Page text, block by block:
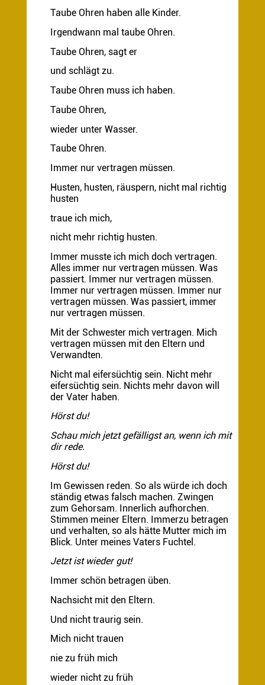
Taube Ohren haben alle Kinder.
Irgendwann mal taube Ohren.
Taube Ohren, sagt er
und schlägt zu.
Taube Ohren muss ich haben.
Taube Ohren,
wieder unter Wasser.
Taube Ohren.
Immer nur vertragen müssen.
Husten, husten, räuspern, nicht mal richtig
husten
traue ich mich,
nicht mehr richtig husten.
Immer musste ich mich doch vertragen.
Alles immer nur vertragen müssen. Was
passiert. Immer nur vertragen müssen.
Immer nur vertragen müssen. Immer nur
vertragen müssen. Was passiert, immer
nur vertragen müssen.
Mit der Schwester mich vertragen. Mich
vertragen müssen mit den Eltern und
Verwandten.
Nicht mal eifersüchtig sein. Nicht mehr
eifersüchtig sein. Nichts mehr davon will
der Vater haben.
Hörst du!
Schau mich jetzt gefälligst an, wenn ich mit
dir rede.
Hörst du!
Im Gewissen reden. So als würde ich doch
ständig etwas falsch machen. Zwingen
zum Gehorsam. Innerlich aufhorchen.
Stimmen meiner Eltern. Immerzu betragen
und verhalten, so als hätte Mutter mich im
Blick. Unter meines Vaters Fuchtel.
Jetzt ist wieder gut!
Immer schön betragen üben.
Nachsicht mit den Eltern.
Und nicht traurig sein.
Mich nicht trauen
nie zu früh mich
wieder nicht zu früh